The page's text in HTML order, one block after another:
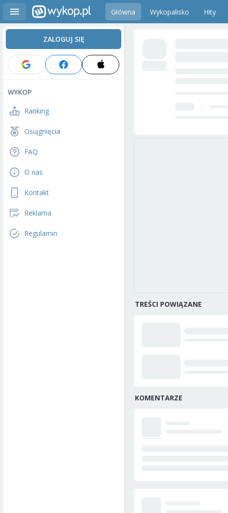
Główna Wykopalisko Hity
ZALOGUJ SIĘ
WYKOP
Ranking
Osiągnięcia
FAQ
O nas
Kontakt
Reklama
Regulamin
TREŚCI POWIĄZANE
KOMENTARZE